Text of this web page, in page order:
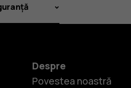
Despre
Povestea noastră